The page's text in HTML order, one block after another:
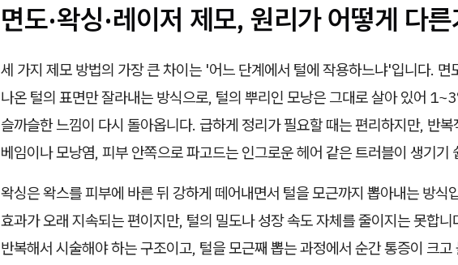
면도·왁싱·레이저 제모, 원리가 어떻게 다
세 가지 제모 방법의 가장 큰 차이는 '어느 단계에서 털에 작용하느냐'입니다. 면
나온 털의 표면만 잘라내는 방식으로, 털의 뿌리인 모낭은 그대로 살아 있어
슬까슬한 느낌이 다시 돌아옵니다. 급하게 정리가 필요할 때는 편리하지만, 반
베임이나 모낭염, 피부 안쪽으로 파고드는 인그로운 헤어 같은 트러블이 생기기
왁싱은 왁스를 피부에 바른 뒤 강하게 떼어내면서 털을 모근까지 뽑아내는 방식
효과가 오래 지속되는 편이지만, 털의 밀도나 성장 속도 자체를 줄이지는 못합니
반복해서 시술해야 하는 구조이고, 털을 모근째 뽑는 과정에서 순간 통증이 크